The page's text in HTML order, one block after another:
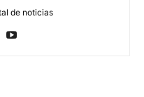
de noticias